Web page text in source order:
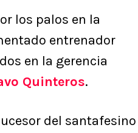
los palos en la
entrenador
en la gerencia
Quinteros.
del santafesino